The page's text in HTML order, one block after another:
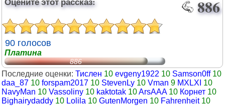
886
90 голосов
Платина
886
Последние оценки: Тислен 10 evgeny1922 10 Samson0ff 10
daa_87 10 forspam2017 10 StevenLy 10 Vman 9 MXLXI 10
NavyMan 10 Vassoliny 10 kaktotak 10ArsAAA 10 Корнет 10
Bighairydaddy 10 Lolila 10 GutenMorgen 10 Fahrenheit 10